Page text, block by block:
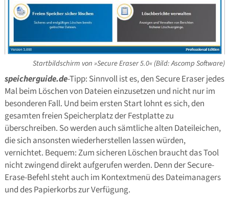
Startbildschirm von »Secure Eraser 5.0« (Bild: Ascomp Software)
speicherguide.de-Tipp: Sinnvoll ist es, den Secure Eraser jedes
Mal beim Löschen von Dateien einzusetzen und nicht nur im
besonderen Fall. Und beim ersten Start lohnt es sich, den
gesamten freien Speicherplatz der Festplatte zu
überschreiben. So werden auch sämtliche alten Dateileichen,
die sich ansonsten wiederherstellen lassen würden,
vernichtet. Bequem: Zum sicheren Löschen braucht das Tool
nicht zwingend direkt aufgerufen werden. Denn der Secure-
Erase-Befehl steht auch im Kontextmenü des Dateimanagers
und des Papierkorbs zur Verfügung.